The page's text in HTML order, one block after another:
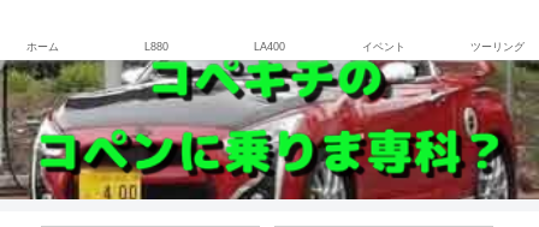
ホーム L880 LA400 イベント ツーリング